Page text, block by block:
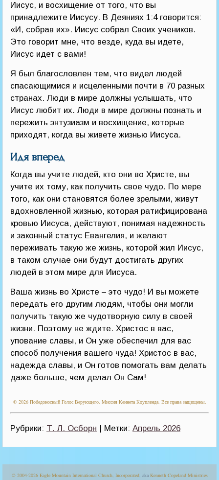
Иисус, и восхищение от того, что вы
принадлежите Иисусу. В Деяниях 1:4 говорится:
«И, собрав их». Иисус собрал Своих учеников.
Это говорит мне, что везде, куда вы идете,
Иисус идет с вами!
Я был благословлен тем, что видел людей
спасающимися и исцеленными почти в 70 разных
странах. Люди в мире должны услышать, что
Иисус любит их. Люди в мире должны познать и
пережить энтузиазм и восхищение, которые
приходят, когда вы живете жизнью Иисуса.
Идя вперед
Когда вы учите людей, кто они во Христе, вы
учите их тому, как получить свое чудо. По мере
того, как они становятся более зрелыми, живут
вдохновленной жизнью, которая ратифицирована
кровью Иисуса, действуют, понимая надежность
и законный статус Евангелия, и желают
переживать такую же жизнь, которой жил Иисус,
в таком случае они будут достигать других
людей в этом мире для Иисуса.
Ваша жизнь во Христе – это чудо! И вы можете
передать его другим людям, чтобы они могли
получить такую же чудотворную силу в своей
жизни. Поэтому не ждите. Христос в вас,
упование славы, и Он уже обеспечил для вас
способ получения вашего чуда! Христос в вас,
надежда славы, и Он готов помогать вам делать
даже больше, чем делал Он Сам!
© 2026 Победоносный Голос Верующего. Миссия Кеннета Коупленда. Все права защищены.
Рубрики: Т. Л. Осборн | Метки: Апрель 2026
© 2004-2026 Eagle Mountain International Church, Incorporated, aka Kenneth Copeland Ministries